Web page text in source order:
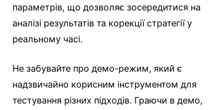
параметрів, що дозволяє зосередитися на
аналізі результатів та корекції стратегії у
реальному часі.
Не забувайте про демо-режим, який є
надзвичайно корисним інструментом для
тестування різних підходів. Граючи в демо,